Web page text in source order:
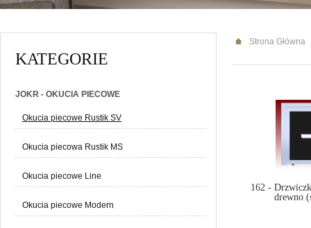
KATEGORIE
JOKR - OKUCIA PIECOWE
Okucia piecowe Rustik SV
Okucia piecowa Rustik MS
Okucia piecowe Line
Okucia piecowe Modern
Strona Główna
162 -
drewno